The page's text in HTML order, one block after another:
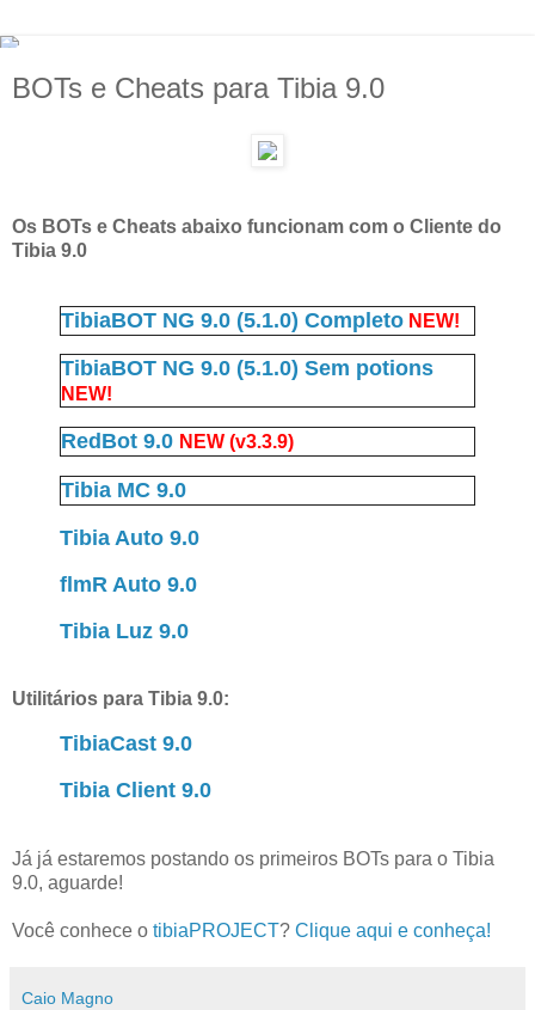
BOTs e Cheats para Tibia 9.0
Os BOTs e Cheats abaixo funcionam com o Cliente do
Tibia 9.0
TibiaBOT NG 9.0 (5.1.0) Completo NEW!
TibiaBOT NG 9.0 (5.1.0) Sem potions
NEW!
RedBot 9.0 NEW (v3.3.9)
Tibia MC 9.0
Tibia Auto 9.0
flmR Auto 9.0
Tibia Luz 9.0
Utilitários para Tibia 9.0:
TibiaCast 9.0
Tibia Client 9.0
Já já estaremos postando os primeiros BOTs para o Tibia
9.0, aguarde!
Você conhece o tibiaPROJECT? Clique aqui e conheça!
Caio Magno